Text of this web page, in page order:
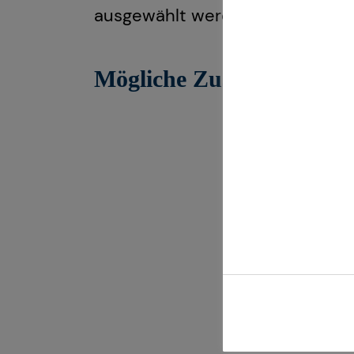
ausgewählt werden.
Mögliche